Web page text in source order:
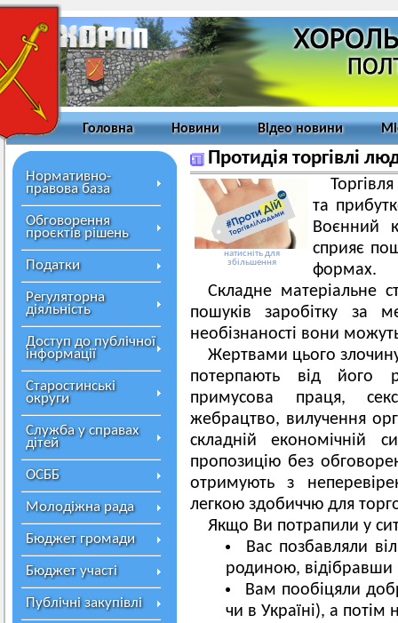
Головна Новини Відео новини
Нормативно-
правова база
Обговорення
проєктів рішень
Податки
Регуляторна
діяльність
Доступ до публічної
інформації
Старостинські
округи
Служба у справах
дітей
ОСББ
Молодіжна рада
Бюджет громади
Бюджет участі
Публічні закупівлі
Протидія торгівлі
натисніть для
збільшення
та
Воєнний
сприяє
формах.
Складне матеріальне
пошуків заробітку за
необізнаності вони
Жертвами цього злочину
потерпають від його
примусова праця,
жебрацтво, вилучення
складній економічній
пропозицію без
отримують з
легкою здобиччю для
Якщо Ви потрапили у
Вас позбавляли
родиною, відібравши
Вам пообіцяли
чи в Україні), а